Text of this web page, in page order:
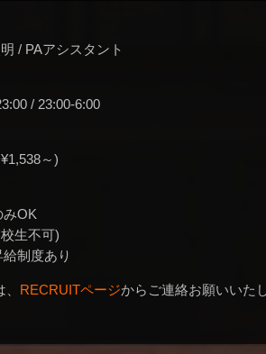
/ PAアシスタント
/ 23:00-6:00
～)
みOK
生不可)
制度あり
RECRUITページからご連絡お願いいた